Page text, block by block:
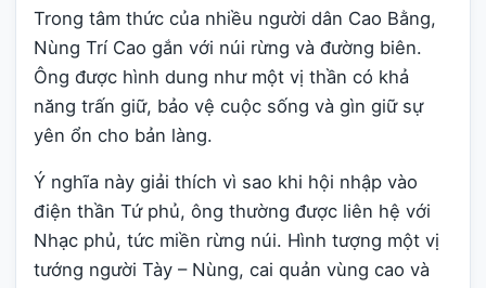
Trong tâm thức của nhiều người dân Cao Bằng,
Nùng Trí Cao gắn với núi rừng và đường biên.
Ông được hình dung như một vị thần có khả
năng trấn giữ, bảo vệ cuộc sống và gìn giữ sự
yên ổn cho bản làng.
Ý nghĩa này giải thích vì sao khi hội nhập vào
điện thần Tứ phủ, ông thường được liên hệ với
Nhạc phủ, tức miền rừng núi. Hình tượng một vị
tướng người Tày – Nùng, cai quản vùng cao và